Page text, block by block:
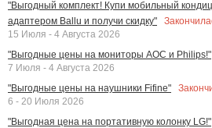
"Выгодный комплект! Купи мобильный
адаптером Ballu и получи скидку"
15 Июля - 4 Августа 2026
"Выгодные цены на мониторы AOC и Philips!"
7 Июля - 4 Августа 2026
"Выгодные цены на наушники Fifine"
6 - 20 Июля 2026
"Выгодная цена на портативную колонку LG!"